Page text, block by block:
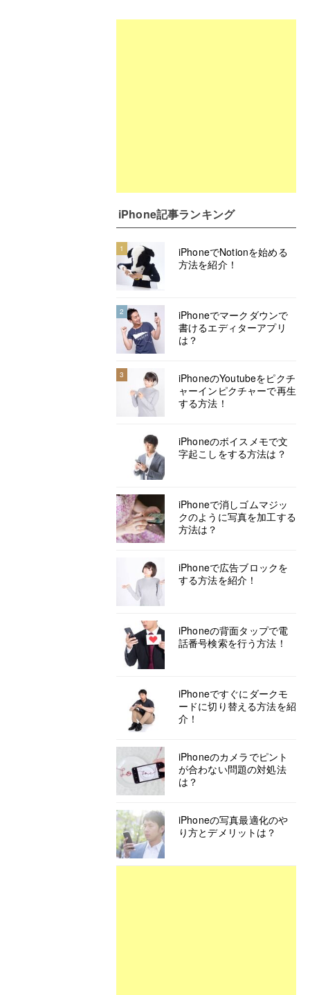
iPhone記事ランキング
1
iPhoneでNotionを始める
方法を紹介！
2
iPhoneでマークダウンで
書けるエディターアプリ
は？
3
iPhoneのYoutubeをピクチ
ャーインピクチャーで再生
する方法！
iPhoneのボイスメモで文
字起こしをする方法は？
iPhoneで消しゴムマジッ
クのように写真を加工する
方法は？
iPhoneで広告ブロックを
する方法を紹介！
iPhoneの背面タップで電
話番号検索を行う方法！
iPhoneですぐにダークモ
ードに切り替える方法を紹
介！
iPhoneのカメラでピント
が合わない問題の対処法
は？
iPhoneの写真最適化のや
り方とデメリットは？